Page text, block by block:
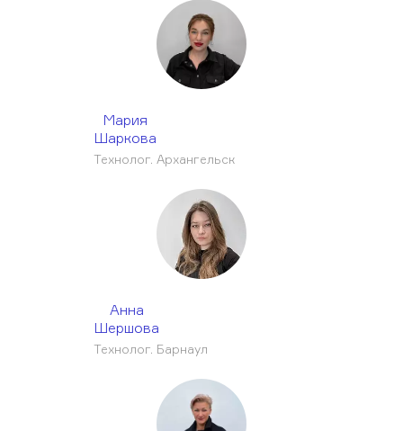
Мария
Шаркова
Технолог. Архангельск
Анна
Шершова
Технолог. Барнаул